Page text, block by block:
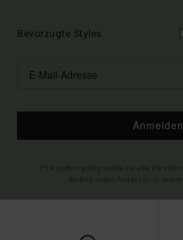
Bevorzugte Styles
Anmelden